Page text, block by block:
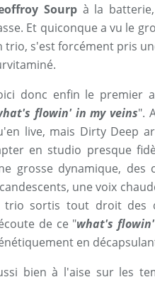
Sourpà la
Et quiconque a vu le
trio, s'est forcément pris
donc enfin le premier
flowin' in my veins".
live, mais Dirty Deep
en studio presque
grosse dynamique, des
une voix
trio sortis tout droit des
de ce "what's
en
bien à l'aise sur les